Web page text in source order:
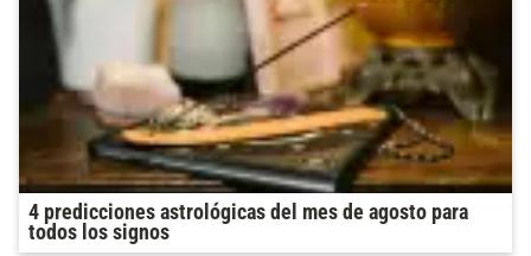
4 predicciones astrológicas del mes de agosto para
todos los signos